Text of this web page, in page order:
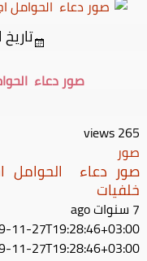
صور دعاء
265
views
صور
صور دعاء الحوامل
خلفيات
7 سنوات ago
11-27T19:28:46+03:00
11-27T19:28:46+03:00